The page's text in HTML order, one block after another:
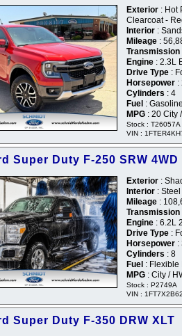
Exterior : Hot
Clearcoat -
Interior :
Mileage :
Transmission
Engine : 2.3L
Drive Type :
Horsepower :
Cylinders : 4
Fuel :
MPG : 20 City
Stock : T26057A
VIN :
Super Duty F-250 SRW
Exterior :
Interior :
Mileage :
Transmission
Engine : 6.2L
Drive Type :
Horsepower :
Cylinders : 8
Fuel : Flexible
MPG : City /
Stock : P2749A
VIN :
Super Duty F-350 DRW XLT